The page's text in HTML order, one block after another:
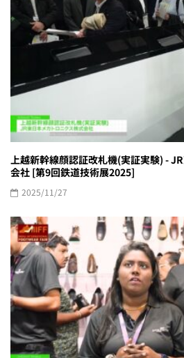
上越新幹線顔認証改札機(実証実験) -
会社 [第9回鉄道技術展2025]
2025/11/27